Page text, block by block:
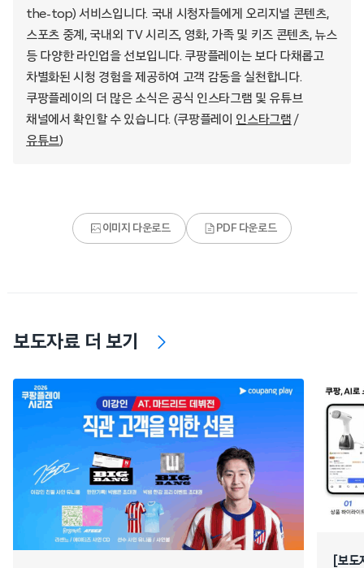
the-top) 서비스입니다. 국내 시청자들에게 오리지널 콘텐츠,
스포츠 중계, 국내외 TV 시리즈, 영화, 가족 및 키즈 콘텐츠, 뉴스
등 다양한 라인업을 선보입니다. 쿠팡플레이는 보다 다채롭고
차별화된 시청 경험을 제공하여 고객 감동을 실천합니다.
쿠팡플레이의 더 많은 소식은 공식 인스타그램 및 유튜브
채널에서 확인할 수 있습니다. (쿠팡플레이 인스타그램 /
유튜브)
이미지 다운로드 PDF 다운로드
보도자료 더 보기
[보